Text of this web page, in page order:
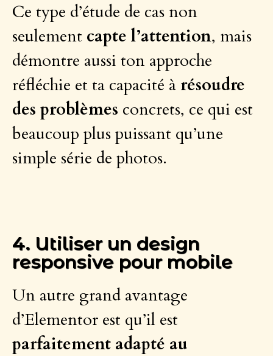
Ce type d’étude de cas non
seulement capte l’attention, mais
démontre aussi ton approche
réfléchie et ta capacité à résoudre
des problèmes concrets, ce qui est
beaucoup plus puissant qu’une
simple série de photos.
4. Utiliser un design
responsive pour mobile
Un autre grand avantage
d’Elementor est qu’il est
parfaitement adapté au